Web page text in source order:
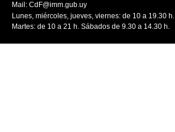
Mail: CdF@imm.gub.uy
Lunes, miércoles, jueves, viernes: de 10 a 19.30 h.
Martes: de 10 a 21 h. Sábados de 9.30 a 14.30 h.